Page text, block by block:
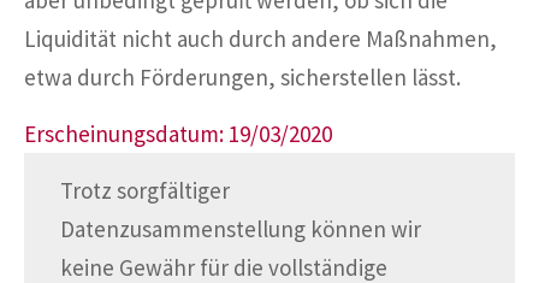
Liquidität nicht auch durch andere Maßnahmen,
etwa durch Förderungen, sicherstellen lässt.
Erscheinungsdatum: 19/03/2020
Trotz sorgfältiger
Datenzusammenstellung können wir
keine Gewähr für die vollständige